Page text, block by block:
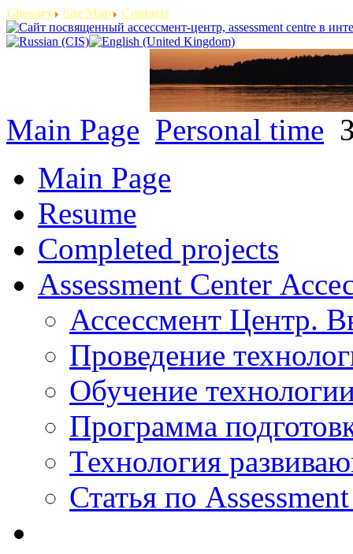
Glossary Site Map Contacts
Main Page Personal time
Main Page
Resume
Completed projects
Assessment Center
Ассессмент Центр.
Проведение
Обучение
Программа
Технология
Статья по